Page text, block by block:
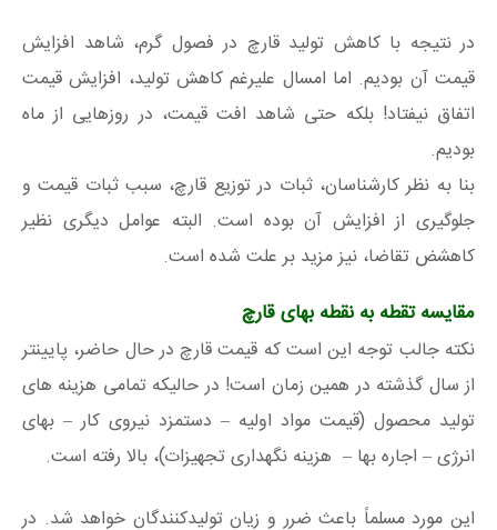
در نتیجه با کاهش تولید قارچ در فصول گرم، شاهد افزایش
قیمت آن بودیم. اما امسال علیرغم کاهش تولید، افزایش قیمت
اتفاق نیفتاد! بلکه حتی شاهد افت قیمت، در روزهایی از ماه
بودیم.
بنا به نظر کارشناسان، ثبات در توزیع قارچ، سبب ثبات قیمت و
جلوگیری از افزایش آن بوده است. البته عوامل دیگری نظیر
کاهشض تقاضا، نیز مزید بر علت شده است.
مقایسه تقطه به نقطه بهای قارچ
نکته جالب توجه این است که قیمت قارچ در حال حاضر، پایینتر
از سال گذشته در همین زمان است! در حالیکه تمامی هزینه های
تولید محصول (قیمت مواد اولیه – دستمزد نیروی کار – بهای
انرژی – اجاره بها – هزینه نگهداری تجهیزات)، بالا رفته است.
این مورد مسلماً باعث ضرر و زیان تولیدکنندگان خواهد شد. در